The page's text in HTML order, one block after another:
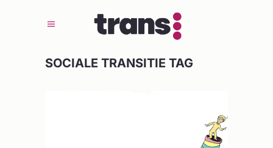
SOCIALE TRANSITIE TAG